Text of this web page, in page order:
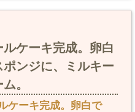
ケーキ完成。卵白
ンジに、ミルキー
。
ケーキ完成。卵白で